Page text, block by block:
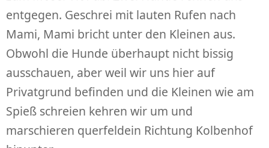
entgegen. Geschrei mit lauten Rufen nach
Mami, Mami bricht unter den Kleinen aus.
Obwohl die Hunde überhaupt nicht bissig
ausschauen, aber weil wir uns hier auf
Privatgrund befinden und die Kleinen wie am
Spieß schreien kehren wir um und
marschieren querfeldein Richtung Kolbenhof